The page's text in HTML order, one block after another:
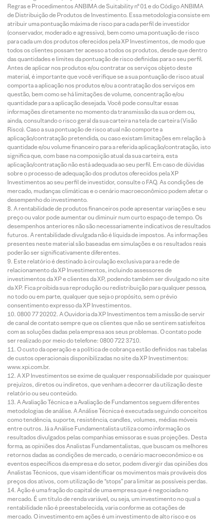
Regras e Procedimentos ANBIMA de Suitability nº 01 e do Código ANBIMA
de Distribuição de Produtos de Investimento. Essa metodologia consiste em
atribuir uma pontuação máxima de risco para cada perfil de investidor
(conservador, moderado e agressivo), bem como uma pontuação de risco
para cada um dos produtos oferecidos pela XP Investimentos, de modo que
todos os clientes possam ter acesso a todos os produtos, desde que dentro
das quantidades e limites da pontuação de risco definidas para o seu perfil.
Antes de aplicar nos produtos e/ou contratar os serviços objeto deste
material, é importante que você verifique se a sua pontuação de risco atual
comporta a aplicação nos produtos e/ou a contratação dos serviços em
questão, bem como se há limitações de volume, concentração e/ou
quantidade para a aplicação desejada. Você pode consultar essas
informações diretamente no momento da transmissão da sua ordem ou,
ainda, consultando o risco geral da sua carteira na tela de carteira (Visão
Risco). Caso a sua pontuação de risco atual não comporte a
aplicação/contratação pretendida, ou caso existam limitações em relação à
quantidade e/ou volume financeiro para a referida aplicação/contratação, isto
significa que, com base na composição atual da sua carteira, esta
aplicação/contratação não está adequada ao seu perfil. Em caso de dúvidas
sobre o processo de adequação dos produtos oferecidos pela XP
Investimentos ao seu perfil de investidor, consulte o FAQ. As condições de
mercado, mudanças climáticas e o cenário macroeconômico podem afetar o
desempenho do investimento.
A rentabilidade de produtos financeiros pode apresentar variações e seu
preço ou valor pode aumentar ou diminuir num curto espaço de tempo. Os
desempenhos anteriores não são necessariamente indicativos de resultados
futuros. A rentabilidade divulgada não é líquida de impostos. As informações
presentes neste material são baseadas em simulações e os resultados reais
poderão ser significativamente diferentes.
Este relatório é destinado à circulação exclusiva para a rede de
relacionamento da XP Investimentos, incluindo assessores de
investimentos da XP e clientes da XP, podendo também ser divulgado no site
da XP. Fica proibida sua reprodução ou redistribuição para qualquer pessoa,
no todo ou em parte, qualquer que seja o propósito, sem o prévio
consentimento expresso da XP Investimentos.
0800 77 20202. A Ouvidoria da XP Investimentos tem a missão de servir
de canal de contato sempre que os clientes que não se sentirem satisfeitos
com as soluções dadas pela empresa aos seus problemas. O contato pode
ser realizado por meio do telefone: 0800 722 3710.
O custo da operação e a política de cobrança estão definidos nas tabelas
de custos operacionais disponibilizadas no site da XP Investimentos:
www.xpi.com.br.
A XP Investimentos se exime de qualquer responsabilidade por quaisquer
prejuízos, diretos ou indiretos, que venham a decorrer da utilização deste
relatório ou seu conteúdo.
A Avaliação Técnica e a Avaliação de Fundamentos seguem diferentes
metodologias de análise. A Análise Técnica é executada seguindo conceitos
como tendência, suporte, resistência, candles, volumes, médias móveis
entre outros. Já a Análise Fundamentalista utiliza como informação os
resultados divulgados pelas companhias emissoras e suas projeções. Desta
forma, as opiniões dos Analistas Fundamentalistas, que buscam os melhores
retornos dadas as condições de mercado, o cenário macroeconômico e os
eventos específicos da empresa e do setor, podem divergir das opiniões dos
Analistas Técnicos, que visam identificar os movimentos mais prováveis dos
preços dos ativos, com utilização de “stops” para limitar as possíveis perdas.
Ação é uma fração do capital de uma empresa que é negociada no
mercado. É um título de renda variável, ou seja, um investimento no qual a
rentabilidade não é preestabelecida, varia conforme as cotações de
mercado. O investimento em ações é um investimento de alto risco e os